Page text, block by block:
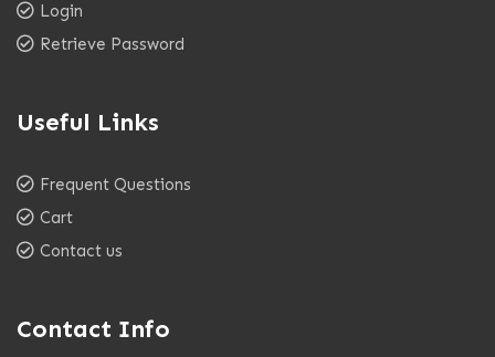
Login
Retrieve Password
Useful Links
Frequent Questions
Cart
Contact us
Contact Info